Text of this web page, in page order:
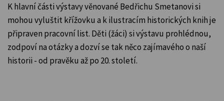
K hlavní části výstavy věnované Bedřichu Smetanovi si
mohou vyluštit křížovku a k ilustracím historických knih je
připraven pracovní list. Děti (žáci) si výstavu prohlédnou,
zodpoví na otázky a dozví se tak něco zajímavého o naší
historii - od pravěku až po 20. století.